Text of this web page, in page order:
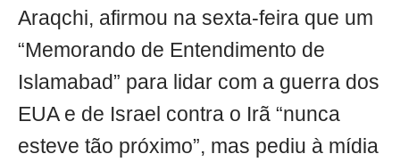
Araqchi, afirmou na sexta-feira que um
“Memorando de Entendimento de
Islamabad” para lidar com a guerra dos
EUA e de Israel contra o Irã “nunca
esteve tão próximo”, mas pediu à mídia